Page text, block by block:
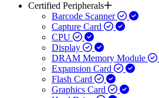
Certified Peripherals
Barcode Scanner
Capture Card
CPU
Display
DRAM Memory Module
Expansion Card
Flash Card
Graphics Card